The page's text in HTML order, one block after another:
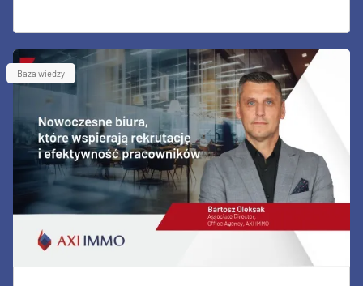
Baza wiedzy